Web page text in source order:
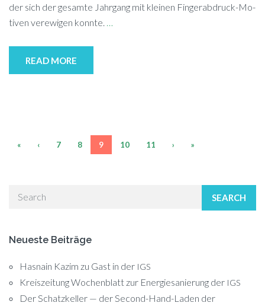
der sich der ge­sam­te Jahr­gang mit klei­nen Fin­ger­ab­druck-Mo­
ti­ven ver­ewi­gen konn­te.
READ MORE
« ‹ 7 8 9 10 11 › »
SEARCH
Neueste Beiträge
Hasnain Kazim zu Gast in der IGS
Kreiszeitung Wochenblatt zur Energiesanierung der IGS
Der Schatzkeller — der Second-Hand-Laden der